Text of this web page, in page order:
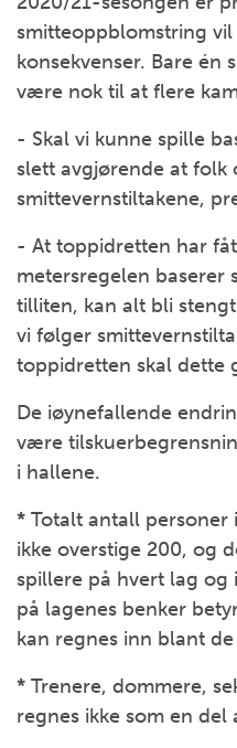
smitteoppblomstring
konsekvenser. Bare én
være nok til at flere
- Skal vi kunne spille
slett avgjørende at folk
smittevernstiltakene,
- At toppidretten har
metersregelen baserer
tilliten, kan alt bli
vi følger
toppidretten skal dette
De iøynefallende
være
i hallene.
* Totalt antall personer
ikke overstige 200, og
spillere på hvert lag
på lagenes benker
kan regnes inn blant
* Trenere, dommere,
regnes ikke som en